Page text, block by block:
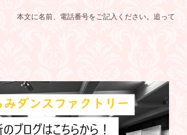
話番号をご記入ください。追って